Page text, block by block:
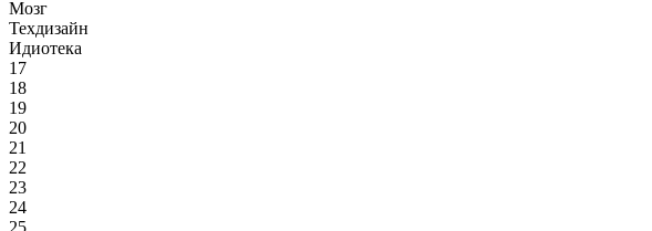
Мозг
Техдизайн
Идиотека
17
18
19
20
21
22
23
24
25